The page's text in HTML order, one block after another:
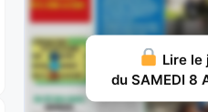
JUILLET 29, 2026 19
Ram Sea : Acheté aux
d’une carrière
JUILLET 28, 2026 18
Lire le
du SAMEDI 8